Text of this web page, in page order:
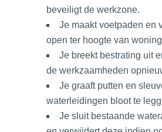
beveiligt de werkzone.
Je maakt voetpaden en
open ter hoogte van
Je breekt bestrating uit
de werkzaamheden
Je graaft putten en
waterleidingen bloot te
Je sluit bestaande